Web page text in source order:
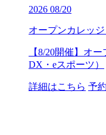
2026 08/20
オープンカレッジ
【8/20開催】オ
DX・eスポーツ）
詳細はこちら 予